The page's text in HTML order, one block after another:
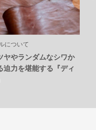
について
ヤやランダムなシワか
迫力を堪能する『ディ